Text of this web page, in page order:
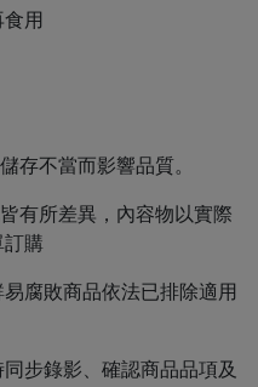
用
存不當而影響品質。
有所差異，內容物以實際
訂購
腐敗商品依法已排除適用
步錄影、確認商品品項及